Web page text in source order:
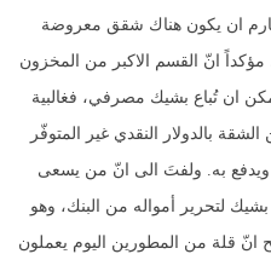
ان يكون هناك شقق معروضة
مؤكداً انّ القسم الاكبر من المخزون
ان تُباع بشيك مصرفي، فغالبية
بالدولار النقدي غير المتوفّر
ويدفع به. ولفتَ الى انّ من يسعى
لتحرير أمواله من البنك، وهو
انّ قلة من المطورين اليوم يعملون